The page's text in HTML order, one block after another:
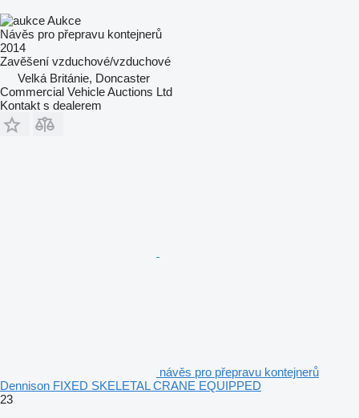
Aukce
Návěs pro přepravu kontejnerů
2014
Zavěšení vzduchové/vzduchové
Velká Británie, Doncaster
Commercial Vehicle Auctions Ltd
Kontakt s dealerem
návěs pro přepravu kontejnerů
Dennison FIXED SKELETAL CRANE EQUIPPED
23